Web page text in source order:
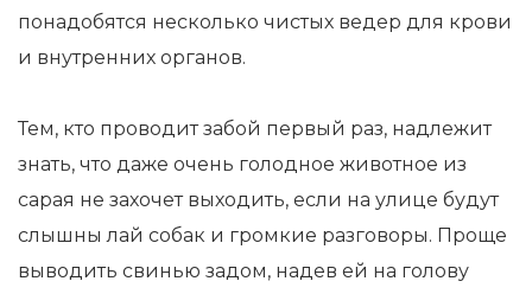
понадобятся несколько чистых ведер для крови
и внутренних органов.
Тем, кто проводит забой первый раз, надлежит
знать, что даже очень голодное животное из
сарая не захочет выходить, если на улице будут
слышны лай собак и громкие разговоры. Проще
выводить свинью задом, надев ей на голову